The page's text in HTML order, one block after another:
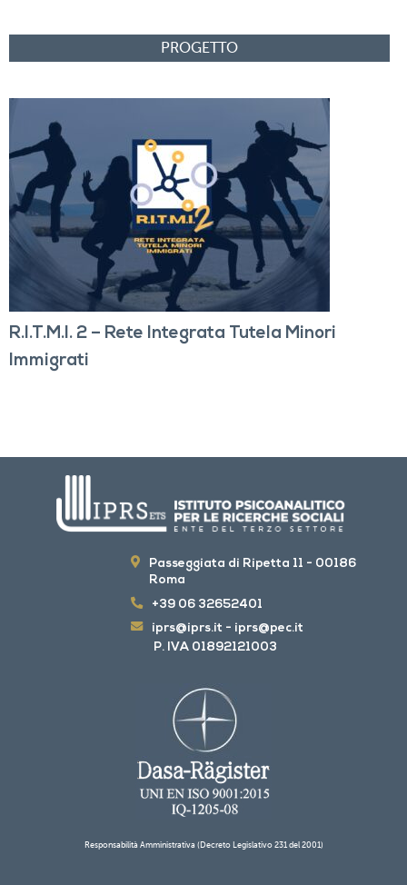
R.I.T.M.I. 2 – Rete Integrata Tutela Minori
Immigrati
Passeggiata di Ripetta 11 - 00186
Roma
+39 06 32652401
iprs@iprs.it - iprs@pec.it
P. IVA 01892121003
Responsabilità Amministrativa (Decreto Legislativo 231 del 2001)